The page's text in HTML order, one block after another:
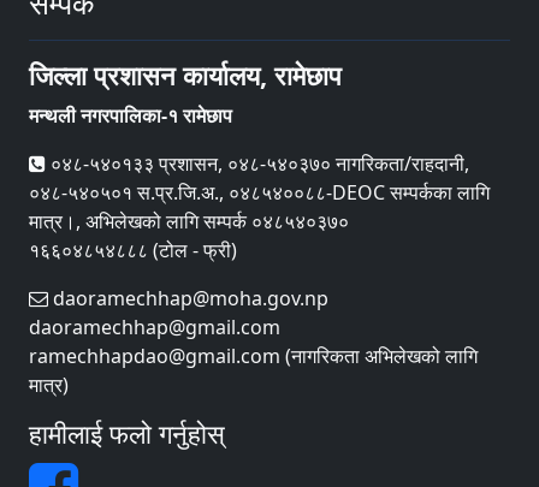
जिल्ला प्रशासन कार्यालय, रामेछाप
मन्थली नगरपालिका-१ रामेछाप
०४८-५४०१३३ प्रशासन, ०४८-५४०३७० नागरिकता/राहदानी,
०४८-५४०५०१ स.प्र.जि.अ., ०४८५४००८८-DEOC सम्पर्कका लागि
मात्र।, अभिलेखको लागि सम्पर्क ०४८५४०३७०
१६६०४८५४८८८ (टोल - फ्री)
daoramechhap@moha.gov.np
daoramechhap@gmail.com
ramechhapdao@gmail.com (नागरिकता अभिलेखको लागि
मात्र)
हामीलाई फलो गर्नुहोस्